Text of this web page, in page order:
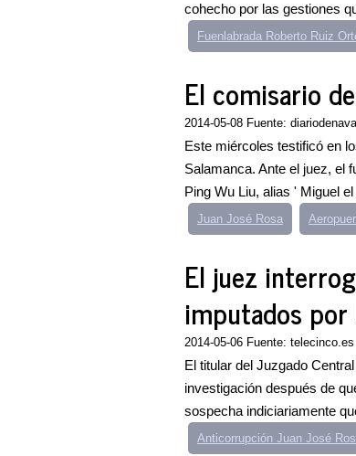
cohecho por las gestiones
Fuenlabrada Roberto Ruiz
El comisario
2014-05-08 Fuente:
Este miércoles testificó en
Salamanca. Ante el juez, el
Ping Wu Liu, alias ' Miguel
Juan José Rosa
El juez
imputados por
2014-05-06 Fuente: telecinco.es
El titular del Juzgado
investigación después de
sospecha indiciariamente
Anticorrupción Juan José